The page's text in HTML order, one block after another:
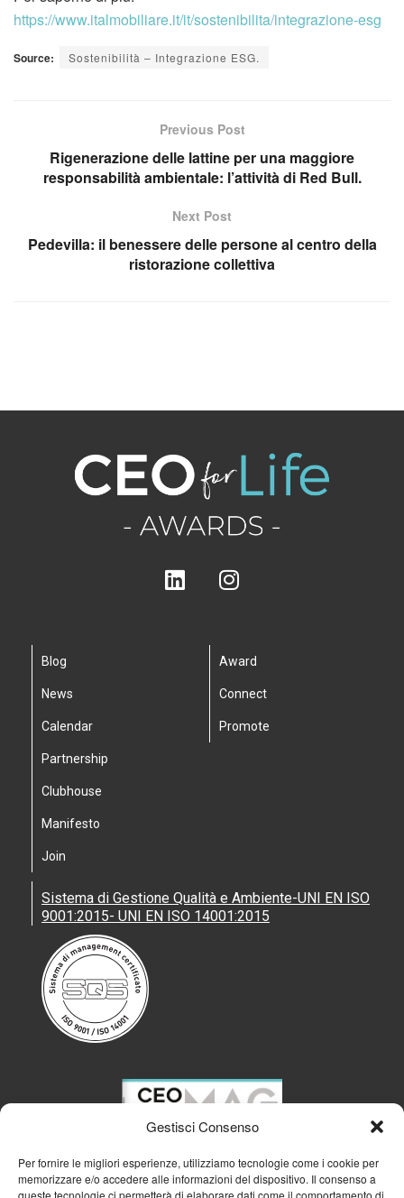
Gestisci Consenso
Per fornire le migliori esperienze, utilizziamo tecnologie come i cookie per
memorizzare e/o accedere alle informazioni del dispositivo. Il consenso a
queste tecnologie ci permetterà di elaborare dati come il comportamento di
https://www.italmobiliare.it/it/sostenibilita/integrazione-esg
Source: Sostenibilità – Integrazione ESG.
Previous Post
Rigenerazione delle lattine per una maggiore
responsabilità ambientale: l’attività di Red Bull.
Next Post
Pedevilla: il benessere delle persone al centro della
ristorazione collettiva
Blog
News
Calendar
Partnership
Clubhouse
Manifesto
Join
Award
Connect
Promote
Sistema di Gestione Qualità e Ambiente-UNI EN ISO
9001:2015- UNI EN ISO 14001:2015